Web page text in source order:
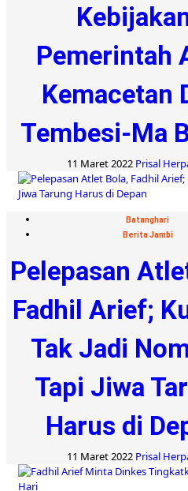
Pemerintah
Kemacetan
Tembesi-Ma
11 Maret 2022 Prisal
Batanghari
Berita Jambi
Pelepasan
Fadhil Arief;
Tak Jadi
Tapi Jiwa
Harus di
11 Maret 2022 Prisal